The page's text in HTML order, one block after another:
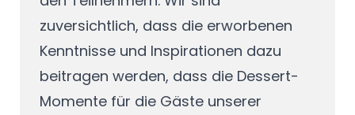
zuversichtlich, dass die erworbenen
Kenntnisse und Inspirationen dazu
beitragen werden, dass die Dessert-
Momente für die Gäste unserer